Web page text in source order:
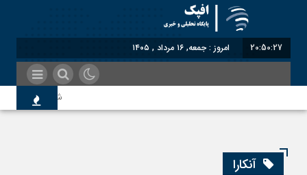
20:50:28 امروز : جمعه, ۱۶ مرداد , ۱۴۰۵
شناختیک| ۸۶ درصد مهاجران حامی ایران در جنگ؛ ۷۵ درصد مهاجران دولت چهاردهم را خیرخواه خود نمی‌دانند
آنکارا